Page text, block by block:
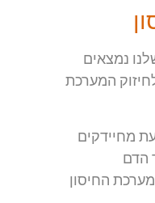
נמצאים
המערכת
מחיידקים
החיסון